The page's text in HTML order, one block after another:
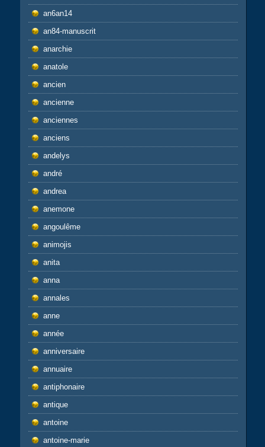
an6an14
an84-manuscrit
anarchie
anatole
ancien
ancienne
anciennes
anciens
andelys
andré
andrea
anemone
angoulême
animojis
anita
anna
annales
anne
année
anniversaire
annuaire
antiphonaire
antique
antoine
antoine-marie